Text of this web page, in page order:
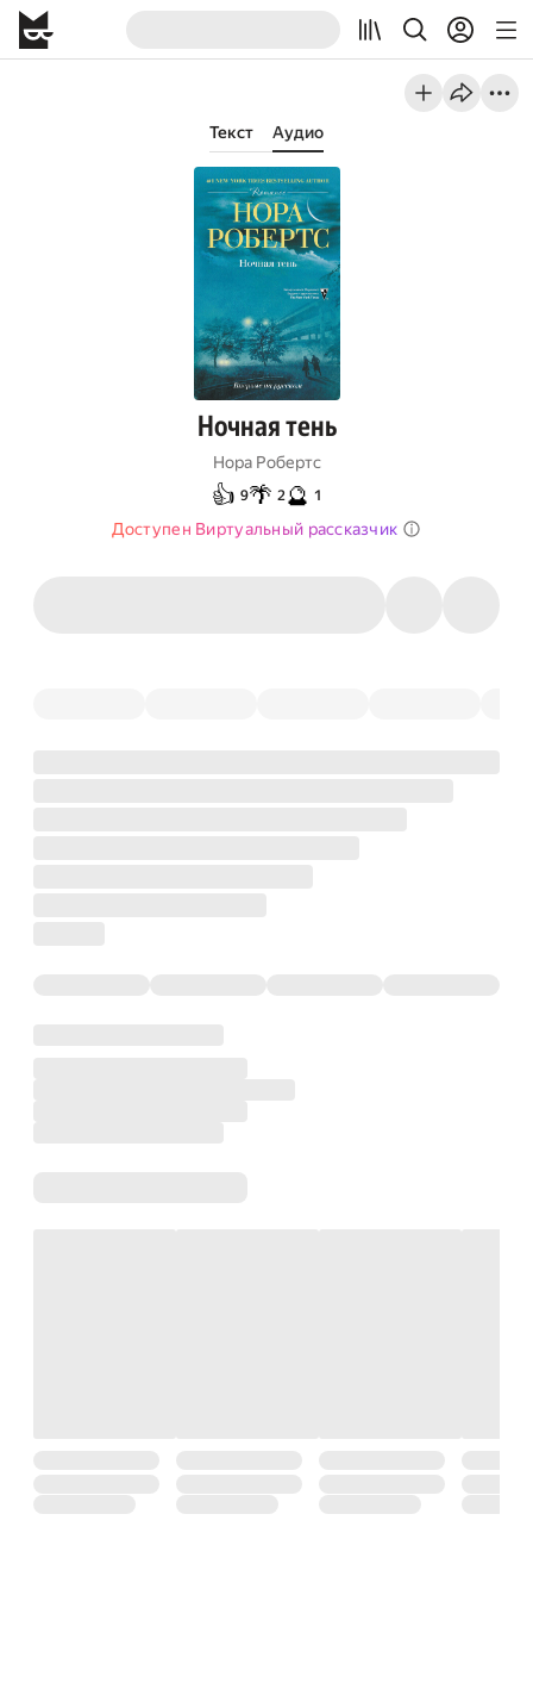
Текст Аудио
Ночная тень
Нора Робертс
👍 9🌴 2🔮 1
Доступен Виртуальный рассказчик